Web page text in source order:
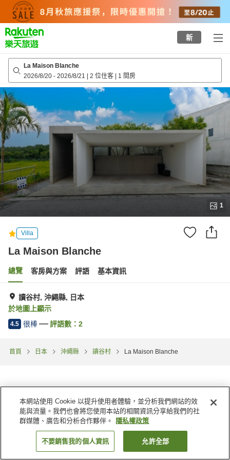
top
page
新
La Maison Blanche
2026/8/20 - 2026/8/21 | 2 位住客 | 1 間房
1
Villa
La Maison Blanche
總覽 客房與方案 評語 基本資訊
讀谷村, 沖繩縣, 日本
於地圖上顯示
4.5 很棒 評語數： 2
首頁 日本 沖繩縣 讀谷村 La Maison Blanche
找客房
本網站使用 Cookie 以提升使用者體驗，並分析我們網站的效
能與流量。我們也會將您使用本站的相關資訊分享給我們的社
群媒體、廣告和分析合作夥伴。
隱私權政策
不要銷售我的個人資訊 允許全部